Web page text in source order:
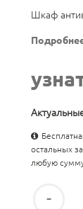
Шкаф
остальных
любую
-